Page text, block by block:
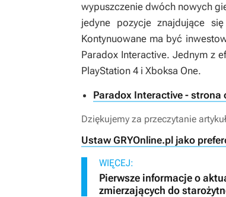
wypuszczenie dwóch nowych
jedyne pozycje znajdujące
Kontynuowane ma być
Paradox Interactive. Jednym z
PlayStation 4 i Xboksa One.
Paradox Interactive - strona
Dziękujemy za przeczytanie
Ustaw GRYOnline.pl jako
WIĘCEJ:
Pierwsze informacje o
zmierzających do